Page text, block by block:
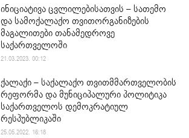
ინიციატივა ცვლილებისათვის – სათემო
და სამოქალაქო თვითორგანიზების
მაგალითები თანამედროვე
საქართველოში
21.03.2023. 00:12
ქალაქი – საქალაქო თვითმმართველობის
რეფორმა და მუნიციპალური პოლიტიკა
საქართველოს დემოკრატიულ
რესპუბლიკაში
25.05.2022. 16:18